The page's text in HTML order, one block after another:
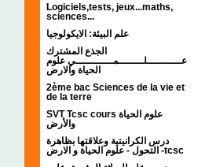
Logiciels,tests, jeux...maths,
sciences...
علم البيئة: الايكولوجيا
الجذع المشترك
عـــــــــــلــــــــمــــــــــــي علوم
الحياة والارض
2ème bac Sciences de la vie et
de la terre
SVT Tcsc cours علوم الحياة
والأرض
درس الكرانيتية وعلاقتها بظاهرة
التحول - علوم الحياة و الارض -tcsc